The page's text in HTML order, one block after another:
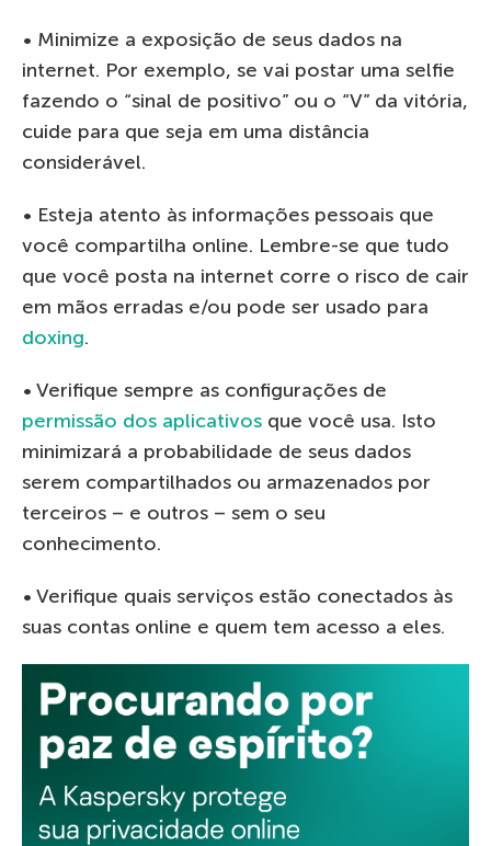
• Minimize a exposição de seus dados na
internet. Por exemplo, se vai postar uma selfie
fazendo o “sinal de positivo” ou o “V” da vitória,
cuide para que seja em uma distância
considerável.
• Esteja atento às informações pessoais que
você compartilha online. Lembre-se que tudo
que você posta na internet corre o risco de cair
em mãos erradas e/ou pode ser usado para
doxing.
• Verifique sempre as configurações de
permissão dos aplicativos que você usa. Isto
minimizará a probabilidade de seus dados
serem compartilhados ou armazenados por
terceiros – e outros – sem o seu
conhecimento.
• Verifique quais serviços estão conectados às
suas contas online e quem tem acesso a eles.